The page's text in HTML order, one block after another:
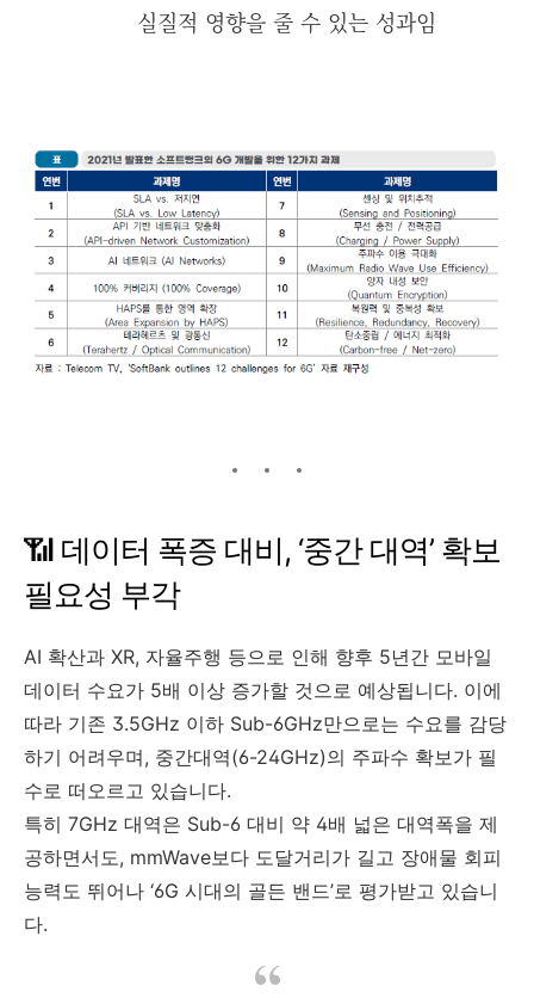
실질적 영향을 줄 수 있는 성과임
📶 데이터 폭증 대비, ‘중간 대역’ 확보
필요성 부각
AI 확산과 XR, 자율주행 등으로 인해 향후 5년간 모바일
데이터 수요가 5배 이상 증가할 것으로 예상됩니다. 이에
따라 기존 3.5GHz 이하 Sub-6GHz만으로는 수요를 감당
하기 어려우며, 중간대역(6-24GHz)의 주파수 확보가 필
수로 떠오르고 있습니다.
특히 7GHz 대역은 Sub-6 대비 약 4배 넓은 대역폭을 제
공하면서도, mmWave보다 도달거리가 길고 장애물 회피
능력도 뛰어나 ‘6G 시대의 골든 밴드’로 평가받고 있습니
다.